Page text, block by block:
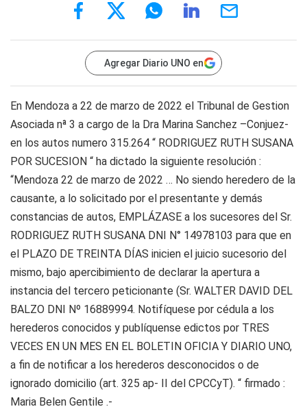
Agregar Diario UNO en
En Mendoza a 22 de marzo de 2022 el Tribunal de Gestion
Asociada nª 3 a cargo de la Dra Marina Sanchez –Conjuez-
en los autos numero 315.264 “ RODRIGUEZ RUTH SUSANA
POR SUCESION “ ha dictado la siguiente resolución :
“Mendoza 22 de marzo de 2022 … No siendo heredero de la
causante, a lo solicitado por el presentante y demás
constancias de autos, EMPLÁZASE a los sucesores del Sr.
RODRIGUEZ RUTH SUSANA DNI N° 14978103 para que en
el PLAZO DE TREINTA DÍAS inicien el juicio sucesorio del
mismo, bajo apercibimiento de declarar la apertura a
instancia del tercero peticionante (Sr. WALTER DAVID DEL
BALZO DNI Nº 16889994. Notifíquese por cédula a los
herederos conocidos y publíquense edictos por TRES
VECES EN UN MES EN EL BOLETIN OFICIA Y DIARIO UNO,
a fin de notificar a los herederos desconocidos o de
ignorado domicilio (art. 325 ap- II del CPCCyT). “ firmado :
Maria Belen Gentile .-